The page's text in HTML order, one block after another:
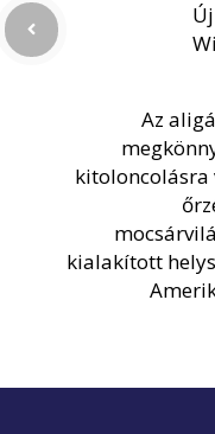
Az
kitoloncolásra
kialakított